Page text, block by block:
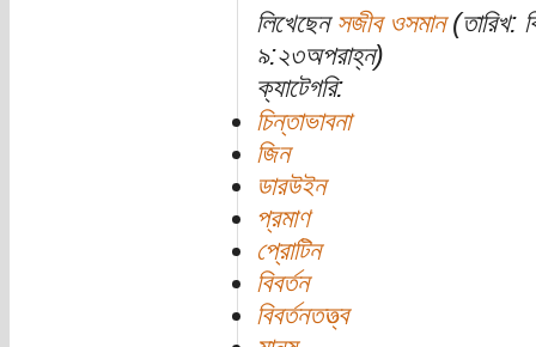
লিখেছেন সজীব ওসমান(তারিখ:
৯:২৩অপরাহ্ন)
ক্যাটেগরি:
চিন্তাভাবনা
জিন
ডারউইন
প্রমাণ
প্রোটিন
বিবর্তন
বিবর্তনতত্ত্ব